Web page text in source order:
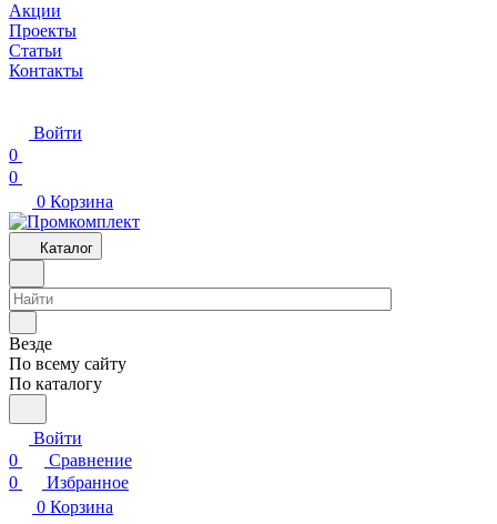
Акции
Проекты
Статьи
Контакты
Войти
0
0
0 Корзина
Каталог
Везде
По всему сайту
По каталогу
Войти
0
Сравнение
0
Избранное
0 Корзина